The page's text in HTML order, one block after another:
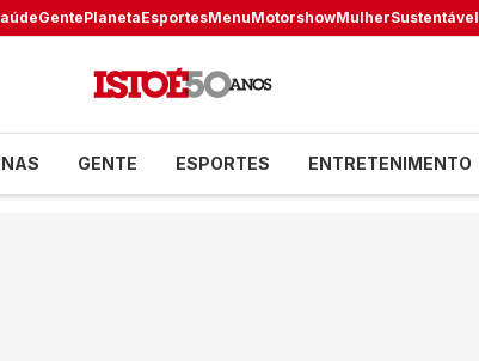
GentePlanetaEsportesMenuMotorshowMulherSustentável
GENTE ESPORTES ENTRETENIMENTO